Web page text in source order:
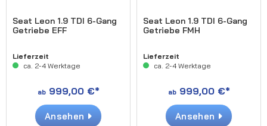
Seat Leon 1.9 TDI 6-Gang
Getriebe EFF
Lieferzeit
ca. 2-4 Werktage
ab999,00 €*
Ansehen
Seat Leon 1.9 TDI 6-Gang
Getriebe FMH
Lieferzeit
ca. 2-4 Werktage
ab999,00 €*
Ansehen